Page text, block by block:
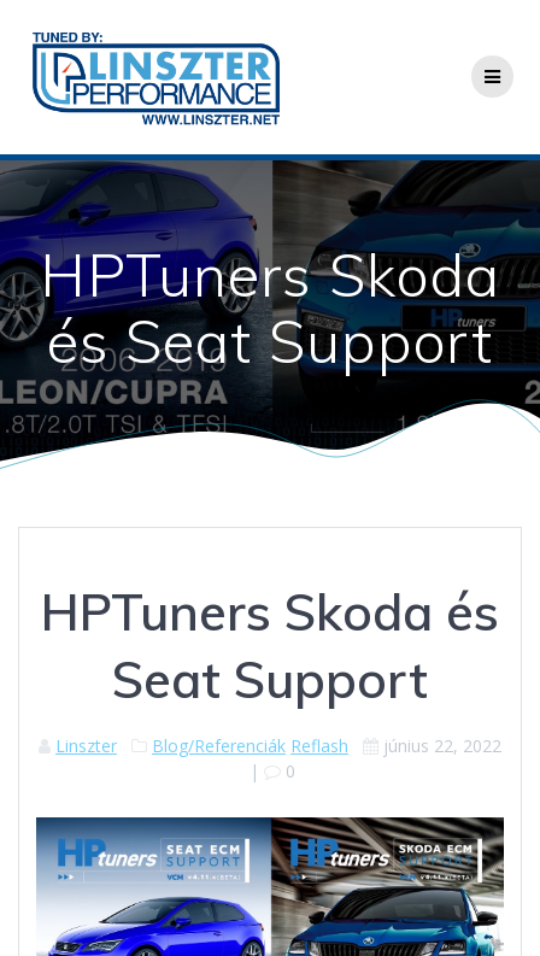
content
HPTuners Skoda
és Seat Support
HPTuners Skoda és
Seat Support
Linszter Blog/Referenciák Reflash
június 22, 2022
|
0